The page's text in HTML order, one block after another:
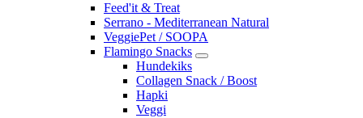
Feed'it & Treat
Serrano - Mediterranean Natural
VeggiePet / SOOPA
Flamingo Snacks
Hundekiks
Collagen Snack / Boost
Hapki
Veggi